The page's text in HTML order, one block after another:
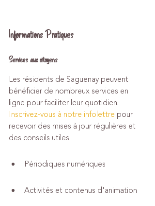
Informations Pratiques
Services aux citoyens
Les résidents de Saguenay peuvent
bénéficier de nombreux services en
ligne pour faciliter leur quotidien.
Inscrivez-vous à notre infolettre pour
recevoir des mises à jour régulières et
des conseils utiles.
Périodiques numériques
Activités et contenus d'animation